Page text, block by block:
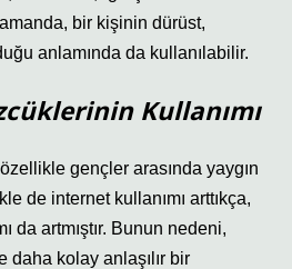
bir kişinin dürüst,
anlamında da kullanılabilir.
Kullanımı
gençler arasında yaygın
de internet kullanımı arttıkça,
da artmıştır. Bunun nedeni,
daha kolay anlaşılır bir